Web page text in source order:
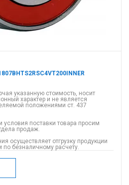
указанную стоимость, носит
характер и не является
положениями ст. 437
условия поставки товара просим
продаж.
осуществляет отгрузку продукции
безналичному расчету.